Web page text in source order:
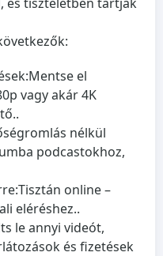
Mentse el
vagy akár 4K
nélkül
podcastokhoz,
Tisztán online –
eléréshez..
le annyi videót,
és fizetések